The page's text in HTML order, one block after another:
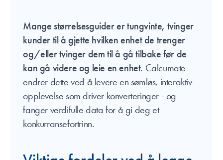
Mange størrelsesguider er tungvinte, tvinger
kunder til å gjette hvilken enhet de trenger
og/eller tvinger dem til å gå tilbake før de
kan gå videre og leie en enhet. Calcumate
endrer dette ved å levere en sømløs, interaktiv
opplevelse som driver konverteringer - og
fanger verdifulle data for å gi deg et
konkurransefortrinn.